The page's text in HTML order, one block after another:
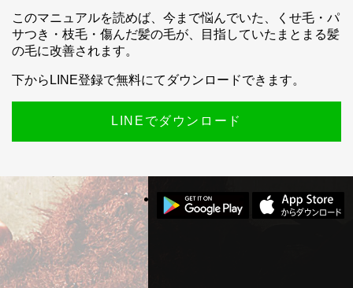
このマニュアルを読めば、今まで悩んでいた、くせ毛・パ
サつき・枝毛・傷んだ髪の毛が、目指していたまとまる髪
の毛に改善されます。
下からLINE登録で無料にてダウンロードできます。
LINEでダウンロード
スマホ公式アプリのご案内